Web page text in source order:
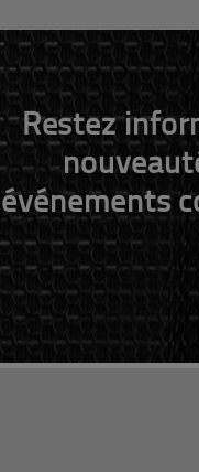
Restez
événements